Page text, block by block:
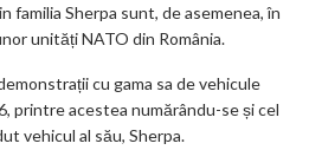
familia Sherpa sunt, de asemenea, în
unități NATO din România.
cu gama sa de vehicule
printre acestea numărându-se și cel
vehicul al său, Sherpa.